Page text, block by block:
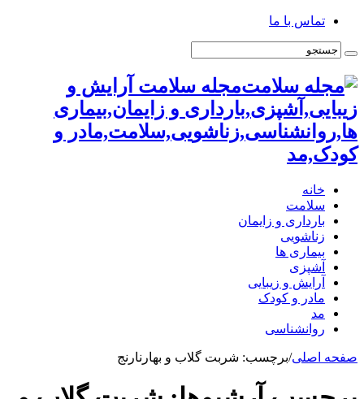
تماس با ما
مجله سلامت آرایش و
زیبایی,آشپزی,بارداری و زایمان,بیماری
ها,روانشناسی,زناشویی,سلامت,مادر و
کودک,مد
خانه
سلامت
بارداری و زایمان
زناشویی
بیماری ها
آشپزی
آرایش و زیبایی
مادر و کودک
مد
روانشناسی
صفحه اصلی/برچسب: شربت گلاب و بهارنارنج